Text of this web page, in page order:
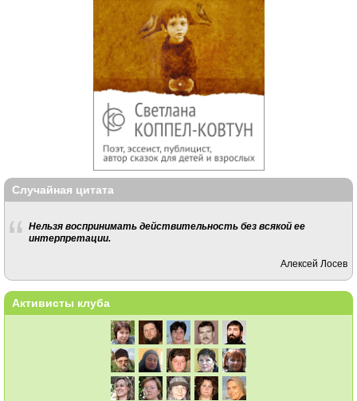
Случайная цитата
Нельзя воспринимать действительность без всякой ее
интерпретации.
Алексей Лосев
Активисты клуба